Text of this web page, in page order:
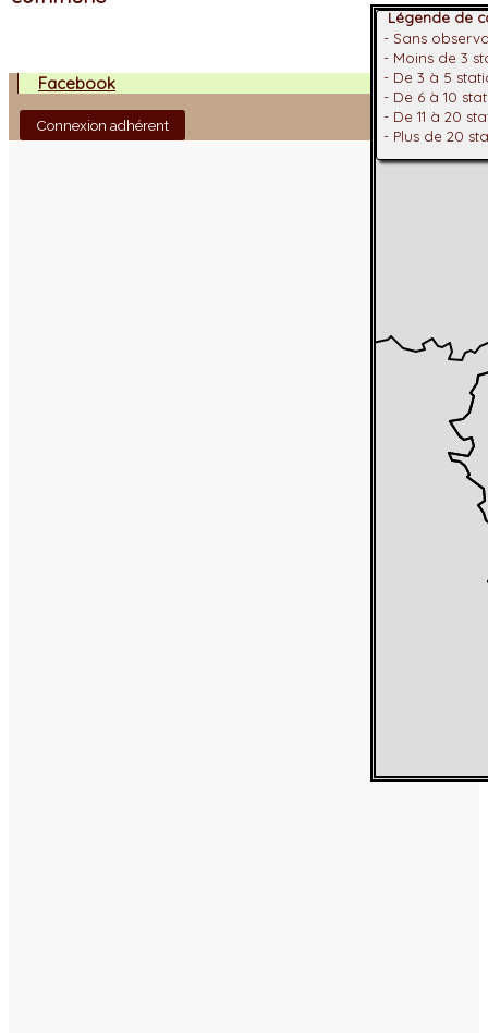
Facebook
Connexion adhérent
Légende de
- Sans
- Moins de 3
- De 3 à 5
- De 6 à 10
- De 11 à 20
- Plus de 20